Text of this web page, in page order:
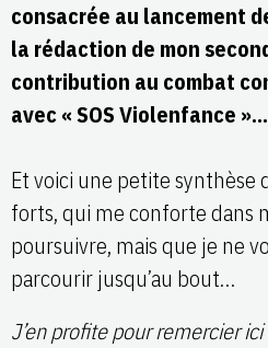
consacrée au lancement
la rédaction de mon
contribution au combat
avec « SOS Violenfance »…
Et voici une petite synthèse
forts, qui me conforte dans
poursuivre, mais que je ne
parcourir jusqu’au bout…
J’en profite pour remercier